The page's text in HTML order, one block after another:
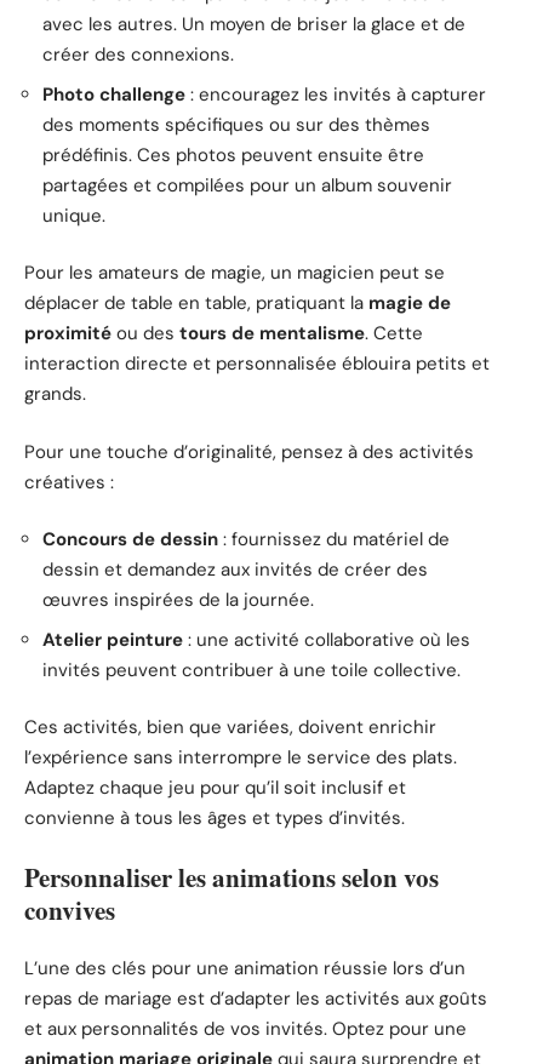
avec les autres. Un moyen de briser la glace et de
créer des connexions.
Photo challenge : encouragez les invités à capturer
des moments spécifiques ou sur des thèmes
prédéfinis. Ces photos peuvent ensuite être
partagées et compilées pour un album souvenir
unique.
Pour les amateurs de magie, un magicien peut se
déplacer de table en table, pratiquant la magie de
proximité ou des tours de mentalisme. Cette
interaction directe et personnalisée éblouira petits et
grands.
Pour une touche d’originalité, pensez à des activités
créatives :
Concours de dessin : fournissez du matériel de
dessin et demandez aux invités de créer des
œuvres inspirées de la journée.
Atelier peinture : une activité collaborative où les
invités peuvent contribuer à une toile collective.
Ces activités, bien que variées, doivent enrichir
l’expérience sans interrompre le service des plats.
Adaptez chaque jeu pour qu’il soit inclusif et
convienne à tous les âges et types d’invités.
Personnaliser les animations selon vos
convives
L’une des clés pour une animation réussie lors d’un
repas de mariage est d’adapter les activités aux goûts
et aux personnalités de vos invités. Optez pour une